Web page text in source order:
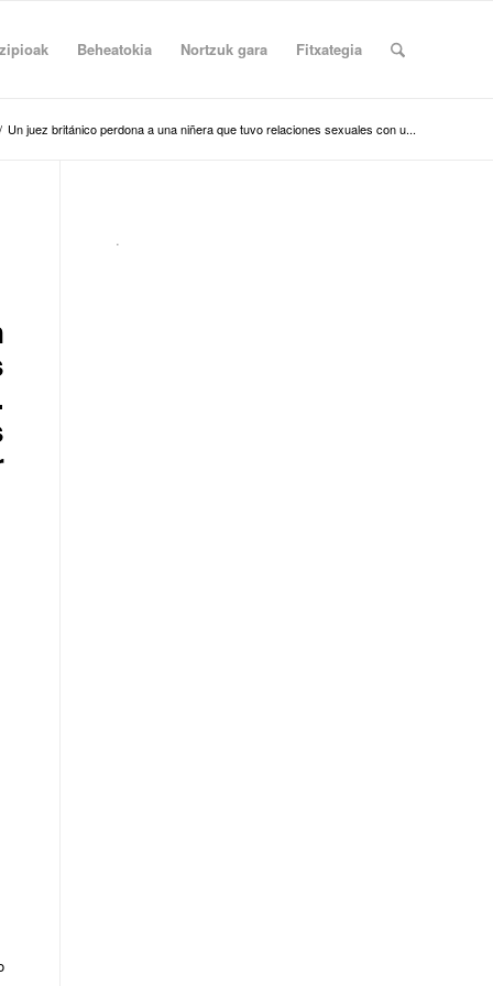
Beheatokia Nortzuk gara Fitxategia
/ Un juez británico perdona a una niñera que tuvo relaciones sexuales con u...
.